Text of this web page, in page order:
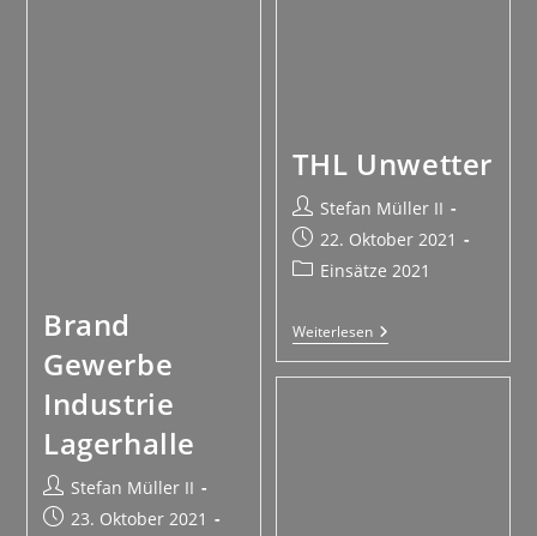
Brand
Gewerbe
Industrie
Lagerhalle
Stefan Müller II
23. Oktober 2021
THL Unwetter
Stefan Müller II
22. Oktober 2021
Einsätze 2021
Weiterlesen